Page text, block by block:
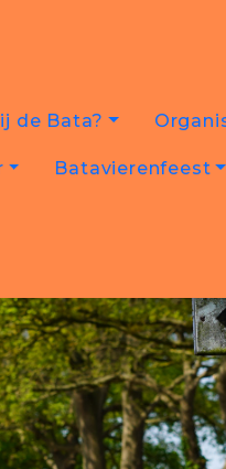
de Bata?
Batavierenfeest